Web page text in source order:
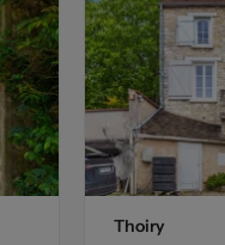
Thoiry